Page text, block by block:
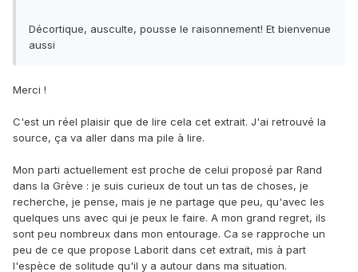
Décortique, ausculte, pousse le raisonnement! Et bienvenue
aussi
Merci !
C'est un réel plaisir que de lire cela cet extrait. J'ai retrouvé la
source, ça va aller dans ma pile à lire.
Mon parti actuellement est proche de celui proposé par Rand
dans la Grève : je suis curieux de tout un tas de choses, je
recherche, je pense, mais je ne partage que peu, qu'avec les
quelques uns avec qui je peux le faire. A mon grand regret, ils
sont peu nombreux dans mon entourage. Ca se rapproche un
peu de ce que propose Laborit dans cet extrait, mis à part
l'espèce de solitude qu'il y a autour dans ma situation.